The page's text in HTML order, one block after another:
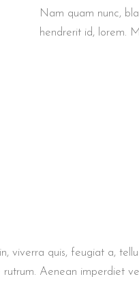
Nam quam nunc,
hendrerit id, lorem.
viverra quis, feugiat a,
Aenean imperdiet